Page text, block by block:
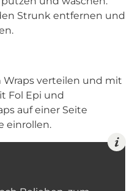
Strunk entfernen und
Wraps verteilen und mit
Fol Epi und
auf einer Seite
einrollen.